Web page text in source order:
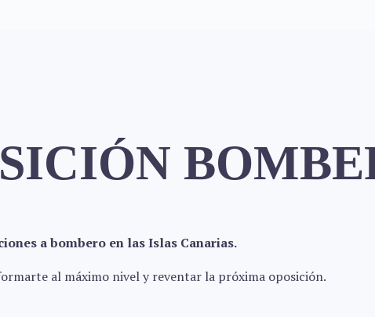
a bombero en las Islas Canarias.
al máximo nivel y reventar la próxima oposición.